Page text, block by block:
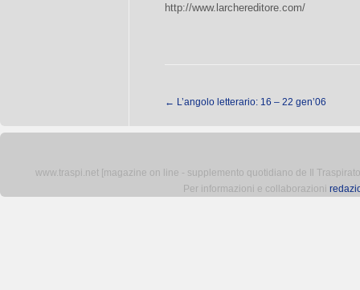
http://www.larchereditore.com/
← L’angolo letterario: 16 – 22 gen’06
www.traspi.net [magazine on line - supplemento quotidiano de Il
Per informazioni e collaborazioni